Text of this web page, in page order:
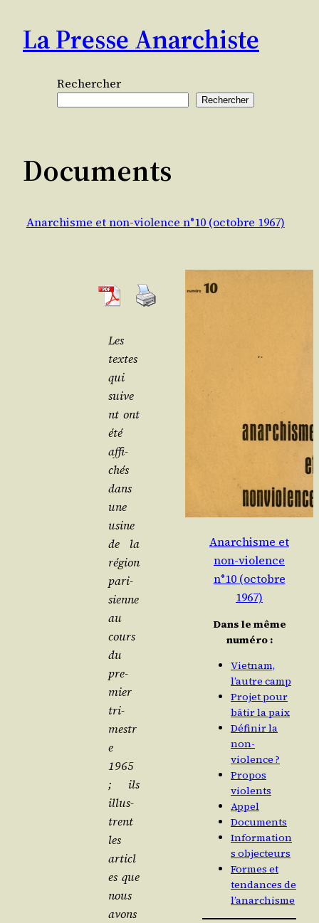
contenu
La Presse Anarchiste
Rechercher
Rechercher
Documents
Anarchisme et non-violence n°10 (octobre 1967)
Les
textes
qui
suive
nt ont
été
affi­
chés
dans
une
usine
de la
région
pari­
sienne
au
cours
du
pre­
mier
tri­
mestr
e
1965
; ils
illus­
trent
les
articl
es que
nous
avons
Anarchisme et
non-violence
n°10 (octobre
1967)
Dans le même
numéro :
Vietnam,
l’autre camp
Projet pour
bâtir la paix
Définir la
non-
violence ?
Propos
violents
Appel
Documents
Information
s objecteurs
Formes et
tendances de
l’anarchisme